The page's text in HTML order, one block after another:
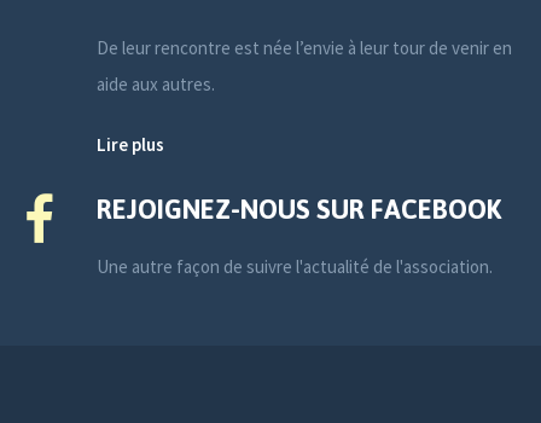
De leur rencontre est née l’envie à leur tour de venir en
aide aux autres.
Lire plus
REJOIGNEZ-NOUS SUR FACEBOOK
Une autre façon de suivre l'actualité de l'association.